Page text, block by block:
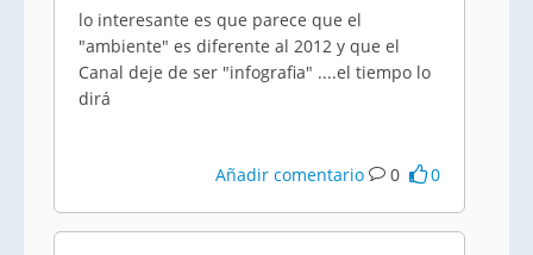
lo interesante es que parece que el
"ambiente" es diferente al 2012 y que el
Canal deje de ser "infografia" ....el tiempo lo
dirá
Añadir comentario 0 0